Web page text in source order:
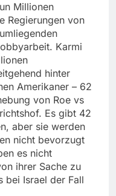
Millionen
Regierungen von
Karmi
hinter
Amerikaner – 62
von Roe vs
Es gibt 42
aber sie werden
nicht bevorzugt
es nicht
ihrer Sache zu
bei Israel der Fall